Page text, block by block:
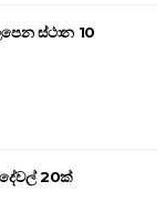
ස්ථාන 10
20ක්